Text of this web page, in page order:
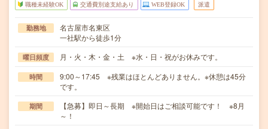
職種未経験OK 交通費別途支給あり WEB登録OK 派遣
勤務地
名古屋市名東区
一社駅から徒歩1分
曜日頻度 月・火・木・金・土 ※水・日・祝がお休みです。
時間
9:00～17:45 ※残業はほとんどありません。※休憩は45分
です。
期間
【急募】即日～長期 ※開始日はご相談可能です！ ※8月
～！